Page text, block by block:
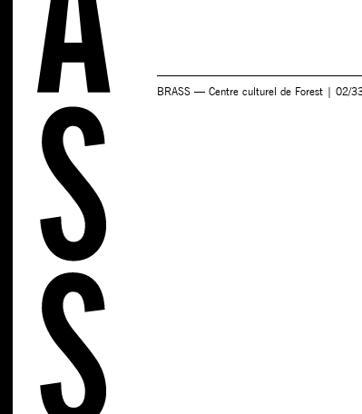
BRASS — Centre culturel de Forest | 02/